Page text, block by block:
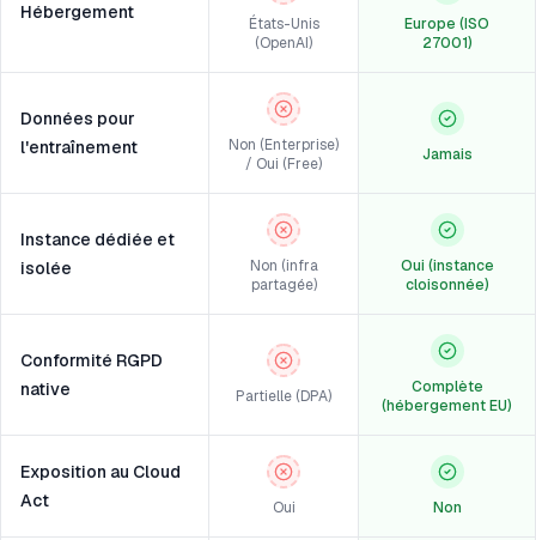
Hébergement
États-Unis
(OpenAI)
Europe (ISO
27001)
Données pour
l'entraînement
Non (Enterprise)
/ Oui (Free)
Jamais
Instance dédiée et
isolée
Non (infra
partagée)
Oui (instance
cloisonnée)
Conformité RGPD
native
Partielle (DPA)
Complète
(hébergement EU)
Exposition au Cloud
Act
Oui Non